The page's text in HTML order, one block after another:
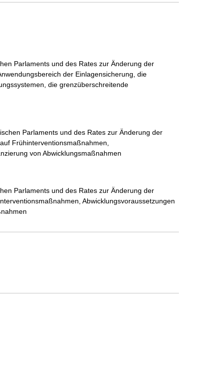
Parlaments und des Rates zur Änderung der
der Einlagensicherung, die
die grenzüberschreitende
Parlaments und des Rates zur Änderung der
Frühinterventionsmaßnahmen,
von Abwicklungsmaßnahmen
Parlaments und des Rates zur Änderung der
Abwicklungsvoraussetzungen